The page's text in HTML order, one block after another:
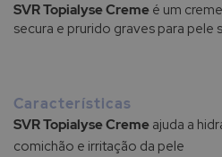
SVR Topialyse Creme é um
secura e prurido graves para pele
Características
SVR Topialyse Creme ajuda a
comichão e irritação da pele